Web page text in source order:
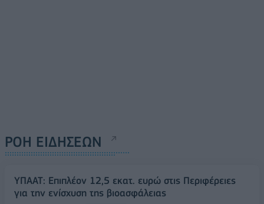
ΡΟΗ ΕΙΔΗΣΕΩΝ
ΥΠΑΑΤ: Επιπλέον 12,5 εκατ. ευρώ στις Περιφέρειες
για την ενίσχυση της βιοασφάλειας